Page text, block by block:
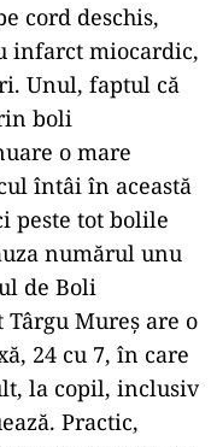
cord deschis,
infarct miocardic,
Unul, faptul că
boli
o mare
întâi în această
peste tot bolile
numărul unu
de Boli
Mureş are o
24 cu 7, în care
la copil, inclusiv
Practic,